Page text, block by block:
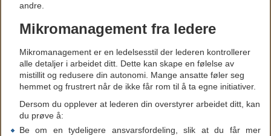
andre.
Mikromanagement fra ledere
Mikromanagement er en ledelsesstil der lederen kontrollerer
alle detaljer i arbeidet ditt. Dette kan skape en følelse av
mistillit og redusere din autonomi. Mange ansatte føler seg
hemmet og frustrert når de ikke får rom til å ta egne initiativer.
Dersom du opplever at lederen din overstyrer arbeidet ditt, kan
du prøve å:
Be om en tydeligere ansvarsfordeling, slik at du får mer